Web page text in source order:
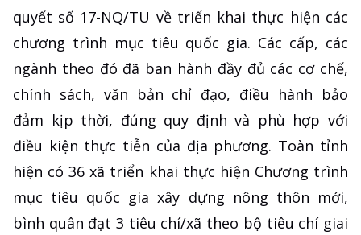
quyết số 17-NQ/TU về triển khai thực hiện các
chương trình mục tiêu quốc gia. Các cấp, các
ngành theo đó đã ban hành đầy đủ các cơ chế,
chính sách, văn bản chỉ đạo, điều hành bảo
đảm kịp thời, đúng quy định và phù hợp với
điều kiện thực tiễn của địa phương. Toàn tỉnh
hiện có 36 xã triển khai thực hiện Chương trình
mục tiêu quốc gia xây dựng nông thôn mới,
bình quân đạt 3 tiêu chí/xã theo bộ tiêu chí giai